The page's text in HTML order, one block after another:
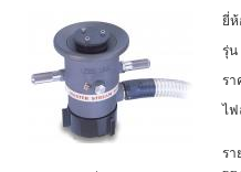
ยี่ห้
รุ่น
ร
ไฟ
รา